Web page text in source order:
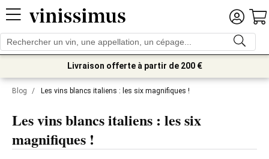
Livraison offerte à partir de 200 €
Blog / Les vins blancs italiens : les six magnifiques !
Les vins blancs italiens : les six
magnifiques !